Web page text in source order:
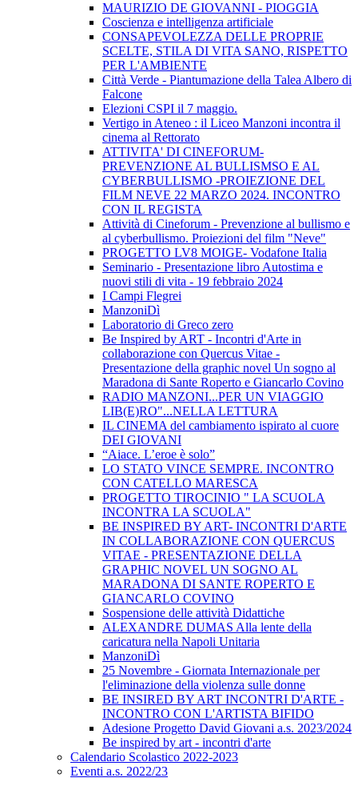
MAURIZIO DE GIOVANNI - PIOGGIA
Coscienza e intelligenza artificiale
CONSAPEVOLEZZA DELLE PROPRIE
SCELTE, STILA DI VITA SANO, RISPETTO
PER L'AMBIENTE
Città Verde - Piantumazione della Talea Albero di
Falcone
Elezioni CSPI il 7 maggio.
Vertigo in Ateneo : il Liceo Manzoni incontra il
cinema al Rettorato
ATTIVITA' DI CINEFORUM-
PREVENZIONE AL BULLISMSO E AL
CYBERBULLISMO -PROIEZIONE DEL
FILM NEVE 22 MARZO 2024. INCONTRO
CON IL REGISTA
Attività di Cineforum - Prevenzione al bullismo e
al cyberbullismo. Proiezioni del film "Neve"
PROGETTO LV8 MOIGE- Vodafone Italia
Seminario - Presentazione libro Autostima e
nuovi stili di vita - 19 febbraio 2024
I Campi Flegrei
ManzoniDì
Laboratorio di Greco zero
Be Inspired by ART - Incontri d'Arte in
collaborazione con Quercus Vitae -
Presentazione della graphic novel Un sogno al
Maradona di Sante Roperto e Giancarlo Covino
RADIO MANZONI...PER UN VIAGGIO
LIB(E)RO"...NELLA LETTURA
IL CINEMA del cambiamento ispirato al cuore
DEI GIOVANI
“Aiace. L’eroe è solo”
LO STATO VINCE SEMPRE. INCONTRO
CON CATELLO MARESCA
PROGETTO TIROCINIO " LA SCUOLA
INCONTRA LA SCUOLA"
BE INSPIRED BY ART- INCONTRI D'ARTE
IN COLLABORAZIONE CON QUERCUS
VITAE - PRESENTAZIONE DELLA
GRAPHIC NOVEL UN SOGNO AL
MARADONA DI SANTE ROPERTO E
GIANCARLO COVINO
Sospensione delle attività Didattiche
ALEXANDRE DUMAS Alla lente della
caricatura nella Napoli Unitaria
ManzoniDì
25 Novembre - Giornata Internazionale per
l'eliminazione della violenza sulle donne
BE INSIRED BY ART INCONTRI D'ARTE -
INCONTRO CON L'ARTISTA BIFIDO
Adesione Progetto David Giovani a.s. 2023/2024
Be inspired by art - incontri d'arte
Calendario Scolastico 2022-2023
Eventi a.s. 2022/23